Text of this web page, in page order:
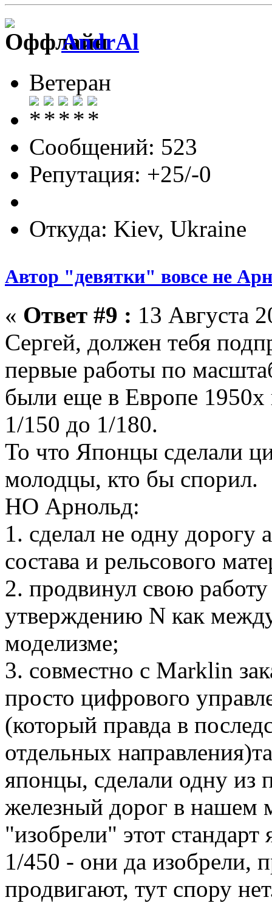
AndrAl
Ветеран
Сообщений: 523
Репутация: +25/-0
Откуда: Kiev, Ukraine
Автор "девятки" вовсе не
« Ответ #9 : 13 Августа
Сергей, должен тебя
первые работы по
были еще в Европе
1/150 до 1/180.
То что Японцы сделали
молодцы, кто бы спорил.
НО Арнольд:
1. сделал не одну
состава и рельсового
2. продвинул свою
утверждению N как
моделизме;
3. совместно с Marklin
просто цифрового
(который правда в
отдельных
японцы, сделали одну
железный дорог в нашем
"изобрели" этот стандарт
1/450 - они да изобрели,
продвигают, тут спору